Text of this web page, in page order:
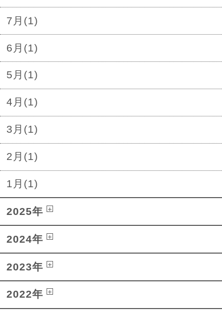
7月(1)
6月(1)
5月(1)
4月(1)
3月(1)
2月(1)
1月(1)
2025年
2024年
2023年
2022年